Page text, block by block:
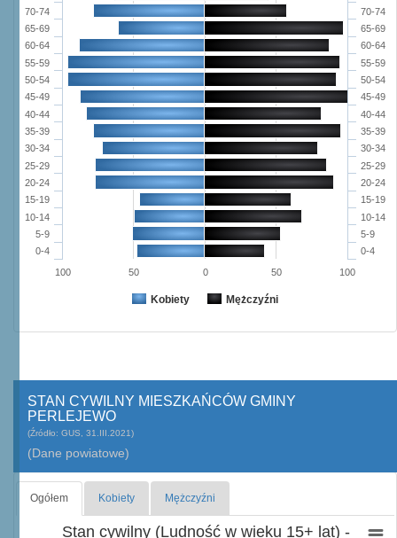
Kobiety Mężczyźni
0-4
5-9
10-14
15-19
20-24
25-29
30-34
35-39
40-44
45-49
50-54
55-59
60-64
65-69
70-74
0-4
5-9
10-14
15-19
20-24
25-29
30-34
35-39
40-44
45-49
50-54
55-59
60-64
65-69
70-74
100 50 0 50 100
STAN CYWILNY MIESZKAŃCÓW GMINY
PERLEJEWO
(Źródło: GUS, 31.III.2021)
(Dane powiatowe)
Ogółem Kobiety Mężczyźni
Stan cywilny (Ludność w wieku 15+ lat) -